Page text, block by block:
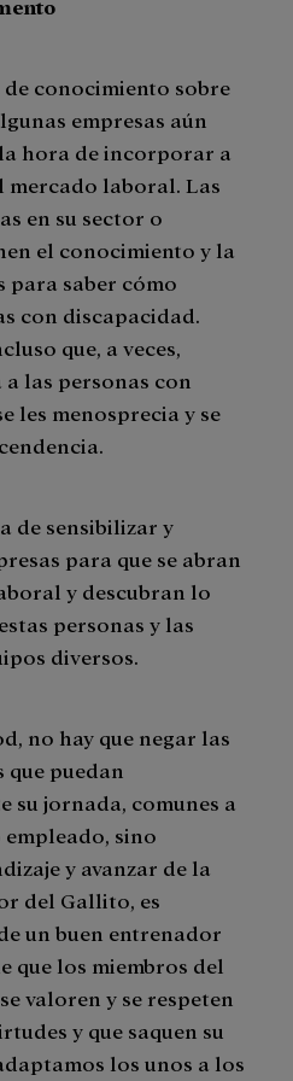
conocimiento sobre
empresas aún
hora de incorporar a
mercado laboral. Las
en su sector o
el conocimiento y la
para saber cómo
con discapacidad.
que, a veces,
las personas con
les menosprecia y se
de sensibilizar y
para que se abran
y descubran lo
personas y las
diversos.
no hay que negar las
puedan
su jornada, comunes a
sino
y avanzar de la
del Gallito, es
un buen entrenador
que los miembros del
valoren y se respeten
y que saquen su
los unos a los